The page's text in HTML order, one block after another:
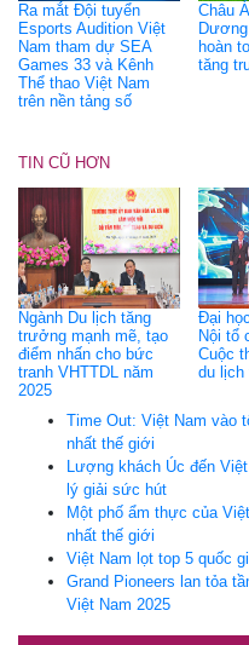
Ra mắt Đội tuyển
Esports Audition Việt
Nam tham dự SEA
Games 33 và Kênh
Thể thao Việt Nam
trên nền tảng số
Châu
hoàn
tăng
TIN CŨ HƠN
Ngành Du lịch tăng
trưởng mạnh mẽ, tạo
điểm nhấn cho bức
tranh VHTTDL năm
2025
Đại
Nội tổ
Cuộc
du lịch
Time Out: Việt Nam vào
nhất thế giới
Lượng khách Úc đến
lý giải sức hút
Một phố ẩm thực của
nhất thế giới
Việt Nam lọt top 5 quốc
Grand Pioneers lan tỏa
Việt Nam 2025